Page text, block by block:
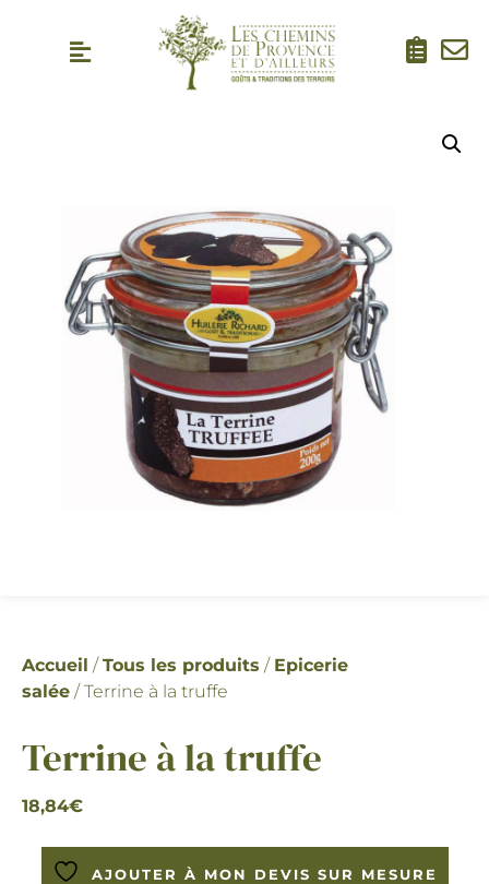
Accueil /Tous les produits / Epicerie
salée / Terrine à la truffe
Terrine à la truffe
18,84€
AJOUTER À MON DEVIS SUR MESURE